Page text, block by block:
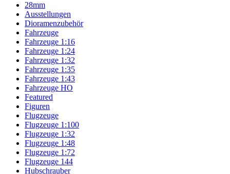
28mm
Ausstellungen
Dioramenzubehör
Fahrzeuge
Fahrzeuge 1:16
Fahrzeuge 1:24
Fahrzeuge 1:32
Fahrzeuge 1:35
Fahrzeuge 1:43
Fahrzeuge HO
Featured
Figuren
Flugzeuge
Flugzeuge 1:100
Flugzeuge 1:32
Flugzeuge 1:48
Flugzeuge 1:72
Flugzeuge 144
Hubschrauber